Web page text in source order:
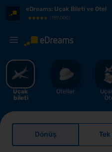
eDreams: Uçak Bileti ve Otel
(189,000)
%
Uçak
bi̇leti̇
Oteller
Dönüş